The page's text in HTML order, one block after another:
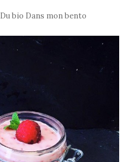
Du bio Dans mon bento